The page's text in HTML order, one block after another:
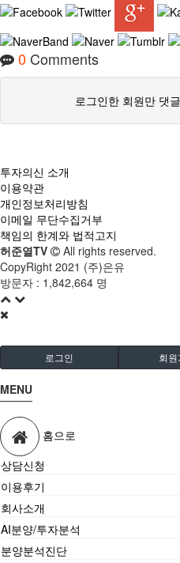
0 Comments
로그인한 회원만 댓
투자의신 소개
이용약관
개인정보처리방침
이메일 무단수집거부
책임의 한계와 법적고지
허준열TV
All rights reserved.
CopyRight 2021 (주)은유
방문자 : 1,842,664 명
로그인 회원
MENU
홈으로
상담신청
이용후기
회사소개
AI분양/투자분석
분양분석진단